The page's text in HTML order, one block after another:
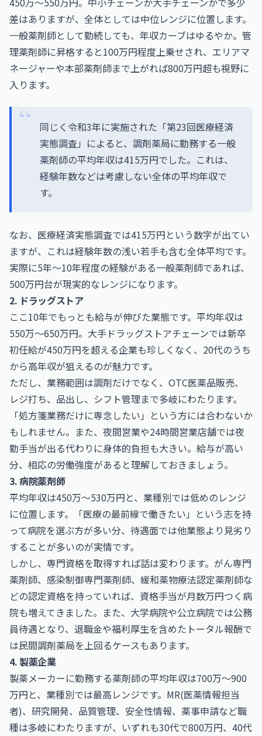
差はありますが、全体としては中位レンジに位置します。
一般薬剤師として勤続しても、年収カーブはゆるやか。管
理薬剤師に昇格すると100万円程度上乗せされ、エリアマ
ネージャーや本部薬剤師まで上がれば800万円超も視野に
入ります。
同じく令和3年に実施された「第23回医療経済
実態調査」によると、調剤薬局に勤務する一般
薬剤師の平均年収は415万円でした。これは、
経験年数などは考慮しない全体の平均年収で
す。
なお、医療経済実態調査では415万円という数字が出てい
ますが、これは経験年数の浅い若手も含む全体平均です。
実際に5年〜10年程度の経験がある一般薬剤師であれば、
500万円台が現実的なレンジになります。
2. ドラッグストア
ここ10年でもっとも給与が伸びた業態です。平均年収は
550万〜650万円。大手ドラッグストアチェーンでは新卒
初任給が450万円を超える企業も珍しくなく、20代のうち
から高年収が狙えるのが魅力です。
ただし、業務範囲は調剤だけでなく、OTC医薬品販売、
レジ打ち、品出し、シフト管理まで多岐にわたります。
「処方箋業務だけに専念したい」という方には合わないか
もしれません。また、夜間営業や24時間営業店舗では夜
勤手当が出る代わりに身体的負担も大きい。給与が高い
分、相応の労働強度があると理解しておきましょう。
3. 病院薬剤師
平均年収は450万〜530万円と、業種別では低めのレンジ
に位置します。「医療の最前線で働きたい」という志を持
って病院を選ぶ方が多い分、待遇面では他業態より見劣り
することが多いのが実情です。
しかし、専門資格を取得すれば話は変わります。がん専門
薬剤師、感染制御専門薬剤師、緩和薬物療法認定薬剤師な
どの認定資格を持っていれば、資格手当が月数万円つく病
院も増えてきました。また、大学病院や公立病院では公務
員待遇となり、退職金や福利厚生を含めたトータル報酬で
は民間調剤薬局を上回るケースもあります。
4. 製薬企業
製薬メーカーに勤務する薬剤師の平均年収は700万〜900
万円と、業種別では最高レンジです。MR(医薬情報担当
者)、研究開発、品質管理、安全性情報、薬事申請など職
種は多岐にわたりますが、いずれも30代で800万円、40代